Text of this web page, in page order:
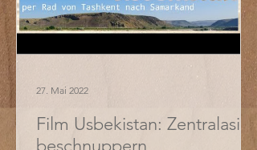
Film Usbekistan: Zentralasien
beschnuppern
27. Mai 2022